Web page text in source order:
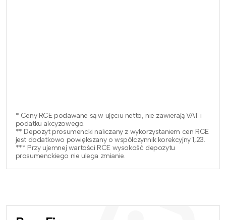
* Ceny RCE podawane są w ujęciu netto, nie zawierają VAT i
podatku akcyzowego.
** Depozyt prosumencki naliczany z wykorzystaniem cen RCE
jest dodatkowo powiększany o współczynnik korekcyjny 1,23.
*** Przy ujemnej wartości RCE wysokość depozytu
prosumenckiego nie ulega zmianie.